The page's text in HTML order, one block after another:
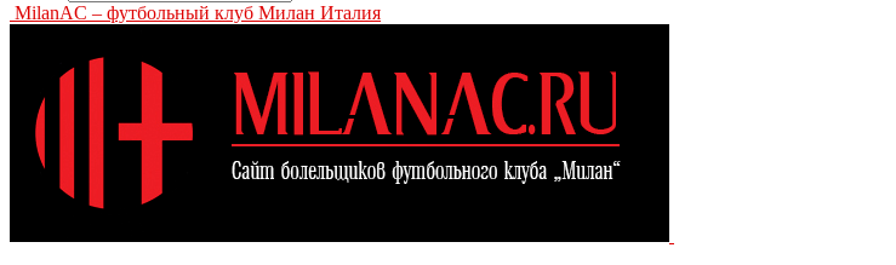
MilanAC – футбольный клуб Милан Италия